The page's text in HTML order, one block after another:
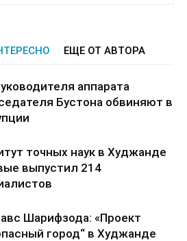
ЕЩЕ ОТ АВТОРА
аппарата
Бустона обвиняют в
точных наук в Худжанде
выпустил 214
Шарифзода: «Проект
город“ в Худжанде